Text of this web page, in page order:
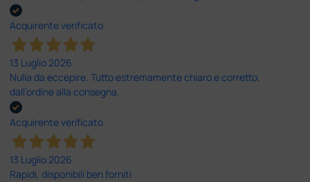
Acquirente verificato
13 Luglio 2026
Nulla da eccepire. Tutto estremamente chiaro e corretto,
dall’ordine alla consegna.
Acquirente verificato
13 Luglio 2026
Rapidi, disponibili ben forniti